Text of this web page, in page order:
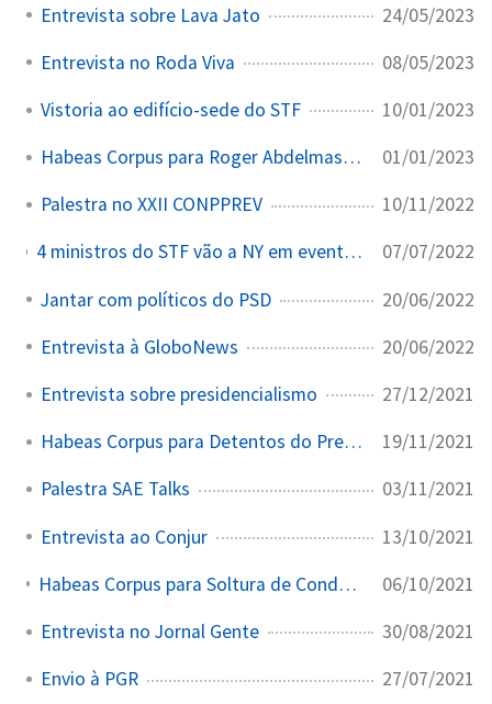
Entrevista sobre Lava Jato 24/05/2023
Entrevista no Roda Viva 08/05/2023
Vistoria ao edifício-sede do STF 10/01/2023
Habeas Corpus para Roger Abdelmassih 01/01/2023
Palestra no XXII CONPPREV 10/11/2022
4 ministros do STF vão a NY em evento com Merval Pereira Lide realizará o Brazil Conference em novembro nos EUA; Fux, Moraes, Toffoli e Gilmar estão confirmados... 07/07/2022
Jantar com políticos do PSD 20/06/2022
Entrevista à GloboNews 20/06/2022
Entrevista sobre presidencialismo 27/12/2021
Habeas Corpus para Detentos do Presídio 19/11/2021
Palestra SAE Talks 03/11/2021
Entrevista ao Conjur 13/10/2021
Habeas Corpus para Soltura de Condenado com Reconhecimento Fotográfico 06/10/2021
Entrevista no Jornal Gente 30/08/2021
Envio à PGR 27/07/2021